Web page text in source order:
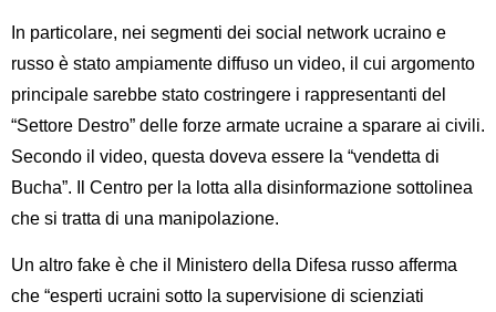
In particolare, nei segmenti dei social network ucraino e
russo è stato ampiamente diffuso un video, il cui argomento
principale sarebbe stato costringere i rappresentanti del
“Settore Destro” delle forze armate ucraine a sparare ai civili.
Secondo il video, questa doveva essere la “vendetta di
Bucha”. Il Centro per la lotta alla disinformazione sottolinea
che si tratta di una manipolazione.
Un altro fake è che il Ministero della Difesa russo afferma
che “esperti ucraini sotto la supervisione di scienziati